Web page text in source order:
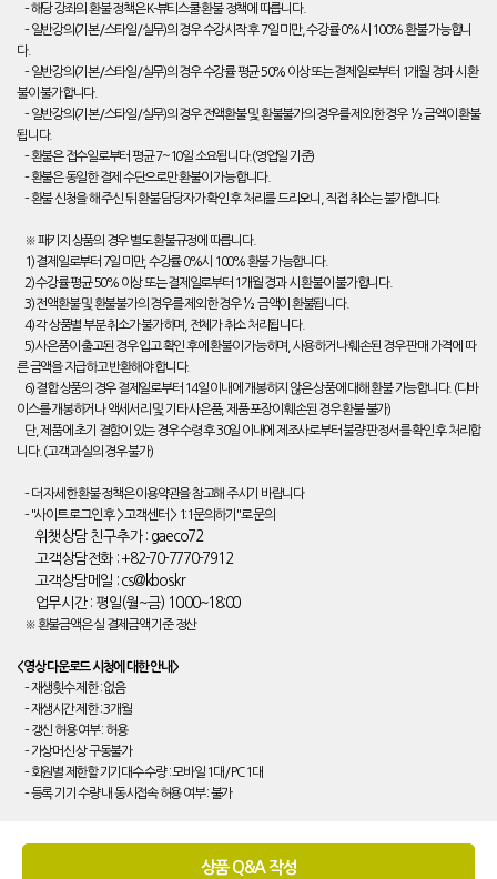
– 해당 강좌의 환불 정책은 K-뷰티스쿨 환불 정책에 따릅니다.
– 일반강의(기본/스타일/실무)의 경우 수강시작 후 7일 미만, 수강률 0%시 100% 환불 가능합니
다.
– 일반강의(기본/스타일/실무)의 경우 수강률 평균 50% 이상 또는 결제일로부터 1개월 경과 시 환
불이 불가합니다.
– 일반강의(기본/스타일/실무)의 경우 전액환불 및 환불불가의 경우를 제외한 경우 ½ 금액이 환불
됩니다.
– 환불은 접수일로부터 평균 7~10일 소요됩니다.(영업일 기준)
– 환불은 동일한 결제 수단으로만 환불이 가능합니다.
– 환불 신청을 해 주신 뒤 환불 담당자가 확인 후 처리를 드리오니, 직접 취소는 불가합니다.
※ 패키지 상품의 경우 별도 환불규정에 따릅니다.
1) 결제일로부터 7일 미만, 수강률 0%시 100% 환불 가능합니다.
2) 수강률 평균 50% 이상 또는 결제일로부터 1개월 경과 시 환불이 불가합니다.
3) 전액환불 및 환불불가의 경우를 제외한 경우 ½ 금액이 환불됩니다.
4) 각 상품별 부분 취소가 불가하며, 전체가 취소 처리됩니다.
5) 사은품이 출고된 경우 입고 확인 후에 환불이 가능하며, 사용하거나 훼손된 경우 판매 가격에 따
른 금액을 지급하고 반환해야 합니다.
6) 결합 상품의 경우 결제일로부터 14일 이내에 개봉하지 않은 상품에 대해 환불 가능합니다. (디바
이스를 개봉하거나 액세서리 및 기타 사은품, 제품 포장이 훼손된 경우 환불 불가)
단, 제품에 초기 결함이 있는 경우 수령 후 30일 이내에 제조사로부터 불량 판정서를 확인 후 처리합
니다. (고객 과실의 경우 불가)
– 더 자세한 환불 정책은 이용약관을 참고해 주시기 바랍니다
– "사이트 로그인 후 > 고객센터 > 1:1문의하기"로 문의
위챗상담 친구추가 : gaeco72
고객상담전화 : +82-70-7770-7912
고객상담메일 : cs@kbos.kr
업무시간 : 평일(월~금) 10:00~18:00
※ 환불금액은 실 결제금액 기준 정산
<영상 다운로드 시청에 대한 안내>
– 재생횟수 제한 : 없음
– 재생시간 제한 : 3개월
– 갱신 허용 여부 : 허용
– 가상머신 상 구동불가
– 회원별 제한할 기기대수 수량 : 모바일 1대/ PC 1대
– 등록 기기 수량 내 동시접속 허용 여부 : 불가
상품 Q&A 작성